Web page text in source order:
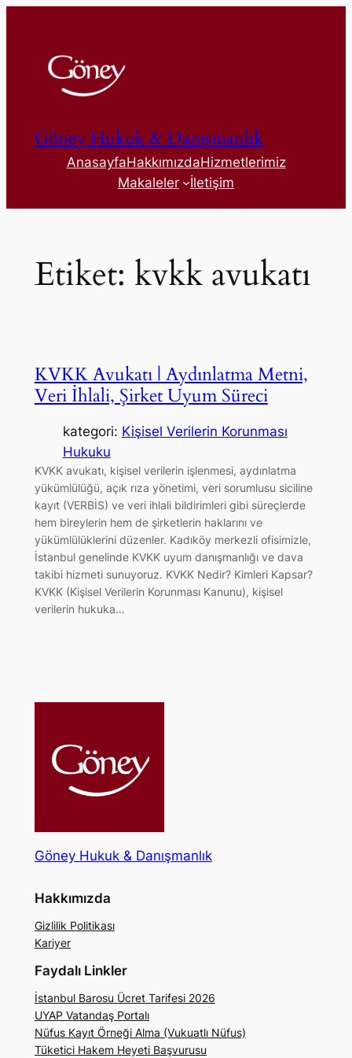
Göney Hukuk & Danışmanlık
AnasayfaHakkımızdaHizmetlerimiz
Makaleler
İletişim
Etiket: kvkk avukatı
KVKK Avukatı | Aydınlatma Metni,
Veri İhlali, Şirket Uyum Süreci
kategori: Kişisel Verilerin Korunması
Hukuku
KVKK avukatı, kişisel verilerin işlenmesi, aydınlatma
yükümlülüğü, açık rıza yönetimi, veri sorumlusu siciline
kayıt (VERBİS) ve veri ihlali bildirimleri gibi süreçlerde
hem bireylerin hem de şirketlerin haklarını ve
yükümlülüklerini düzenler. Kadıköy merkezli ofisimizle,
İstanbul genelinde KVKK uyum danışmanlığı ve dava
takibi hizmeti sunuyoruz. KVKK Nedir? Kimleri Kapsar?
KVKK (Kişisel Verilerin Korunması Kanunu), kişisel
verilerin hukuka…
Göney Hukuk & Danışmanlık
Hakkımızda
Gizlilik Politikası
Kariyer
Faydalı Linkler
İstanbul Barosu Ücret Tarifesi 2026
UYAP Vatandaş Portalı
Nüfus Kayıt Örneği Alma (Vukuatlı Nüfus)
Tüketici Hakem Heyeti Başvurusu